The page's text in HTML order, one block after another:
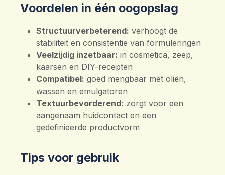
Voordelen in één oogopslag
Structuurverbeterend: verhoogt de
stabiliteit en consistentie van formuleringen
Veelzijdig inzetbaar: in cosmetica, zeep,
kaarsen en DIY-recepten
Compatibel: goed mengbaar met oliën,
wassen en emulgatoren
Textuurbevorderend: zorgt voor een
aangenaam huidcontact en een
gedefinieerde productvorm
Tips voor gebruik